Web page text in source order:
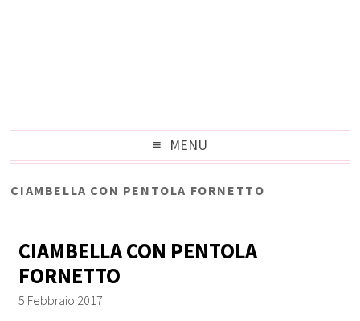
MENU
CIAMBELLA CON PENTOLA FORNETTO
CIAMBELLA CON PENTOLA
FORNETTO
5 Febbraio 2017